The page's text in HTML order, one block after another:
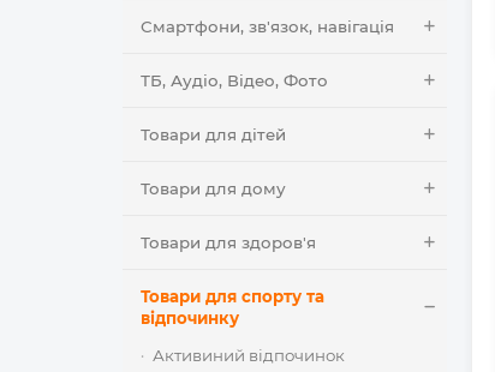
Смартфони, зв'язок, навігація
ТБ, Аудіо, Відео, Фото
Товари для дітей
Товари для дому
Товари для здоров'я
Товари для спорту та
відпочинку
Активиний відпочинок